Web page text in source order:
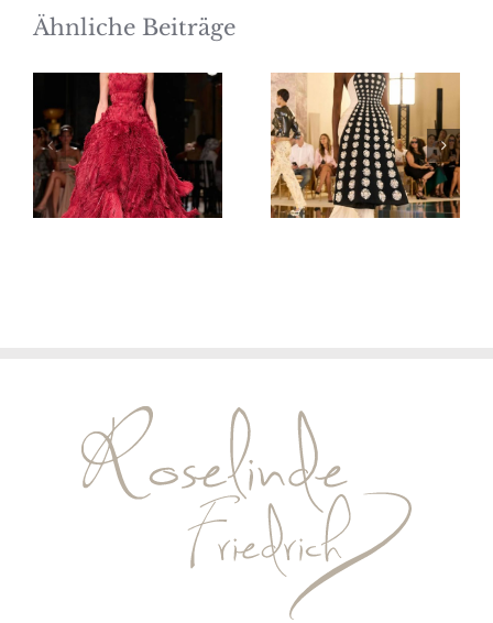
Ähnliche Beiträge
Elie Saab
Haute
Couture
Herbst/Winter
2026/27
Schiaparelli
Haute
Couture
Herbst/Winter
2026/27